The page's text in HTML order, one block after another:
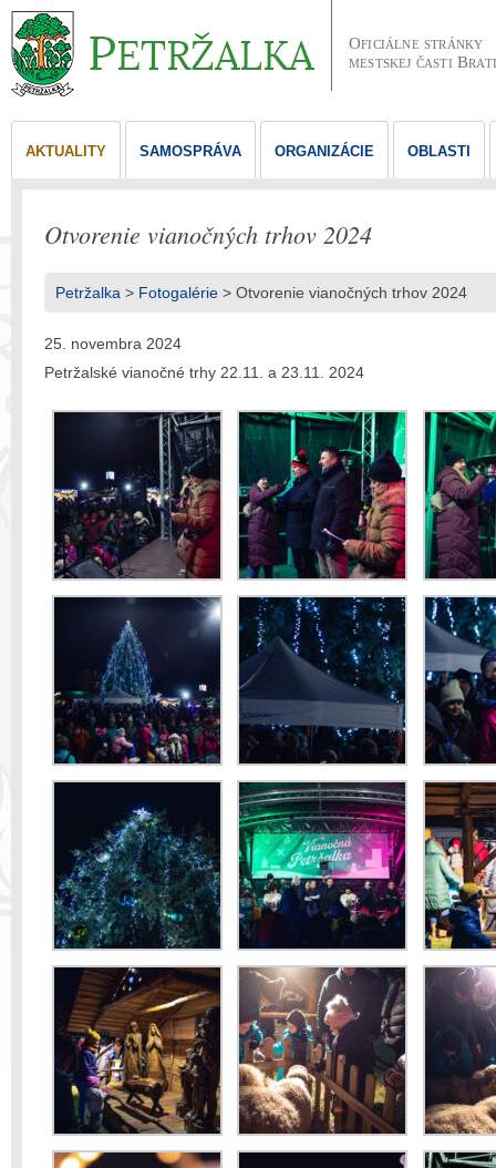
Oficiálne stránky
mestskej časti
AKTUALITY SAMOSPRÁVA ORGANIZÁCIE OBLASTI
Otvorenie vianočných trhov 2024
Petržalka > Fotogalérie > Otvorenie vianočných trhov 2024
25. novembra 2024
Petržalské vianočné trhy 22.11. a 23.11. 2024